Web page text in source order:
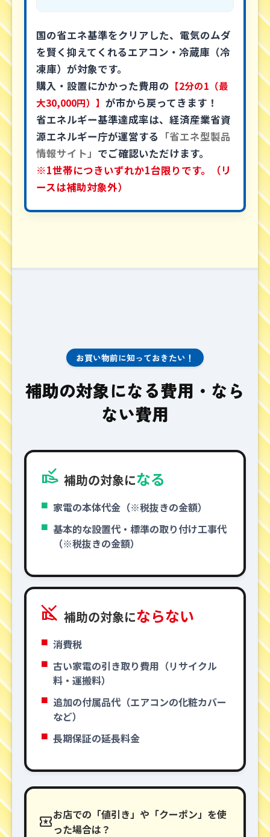
国の省エネ基準をクリアした、電気のムダ
を賢く抑えてくれるエアコン・冷蔵庫（冷
凍庫）が対象です。
購入・設置にかかった費用の 【2分の1（最
大30,000円）】 が市から戻ってきます！
省エネルギー基準達成率は、経済産業省資
源エネルギー庁が運営する 「省エネ型製品
情報サイト」 でご確認いただけます。
※1世帯につきいずれか1台限りです。（リ
ースは補助対象外）
お買い物前に知っておきたい！
補助の対象になる費用・なら
ない費用
approval_delegation 補助の対象になる
家電の本体代金（※税抜きの金額）
基本的な設置代・標準の取り付け工事代
（※税抜きの金額）
approval_delegation_off 補助の対象にならない
消費税
古い家電の引き取り費用（リサイクル
料・運搬料）
追加の付属品代（エアコンの化粧カバー
など）
長期保証の延長料金
local_activityお店での「値引き」や「クーポン」を使
った場合は？